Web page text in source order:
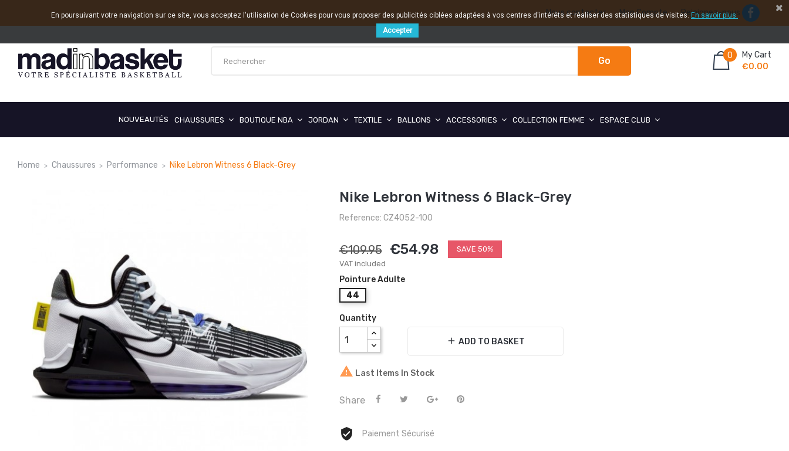
Nous contacter Mon Compte Rejoignez-nous
My Cart
0
€0.00
Go
NOUVEAUTÉS CHAUSSURES BOUTIQUE NBA JORDAN TEXTILE BALLONS ACCESSORIES COLLECTION FEMME ESPACE CLUB
Home Chaussures Performance Nike Lebron Witness 6 Black-Grey
Nike Lebron Witness 6 Black-Grey
Reference: CZ4052-100
€109.95 €54.98
SAVE 50%
VAT included
Pointure Adulte
44
Quantity
add ADD TO BASKET
 Last Items In Stock
Share
Paiement Sécurisé
En poursuivant votre navigation sur ce site, vous acceptez l'utilisation de Cookies pour vous proposer des publicités ciblées adaptées à vos centres d'intérêts et réaliser des statistiques de visites.En savoir plus.
Accepter